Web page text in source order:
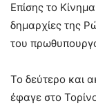
Επίσης το
δημαρχίες της
του
Το δεύτερο και
έφαγε στο